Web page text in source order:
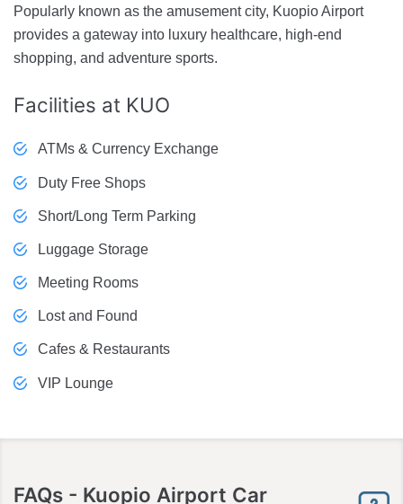
Popularly known as the amusement city, Kuopio Airport
provides a gateway into luxury healthcare, high-end
shopping, and adventure sports.
Facilities at KUO
ATMs & Currency Exchange
Duty Free Shops
Short/Long Term Parking
Luggage Storage
Meeting Rooms
Lost and Found
Cafes & Restaurants
VIP Lounge
FAQs - Kuopio Airport Car